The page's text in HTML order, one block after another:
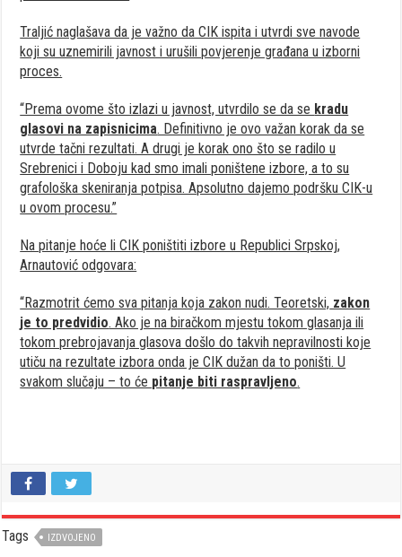
Traljić naglašava da je važno da CIK ispita i utvrdi sve navode
koji su uznemirili javnost i urušili povjerenje građana u izborni
proces.
“Prema ovome što izlazi u javnost, utvrdilo se da se kradu
glasovi na zapisnicima. Definitivno je ovo važan korak da se
utvrde tačni rezultati. A drugi je korak ono što se radilo u
Srebrenici i Doboju kad smo imali poništene izbore, a to su
grafološka skeniranja potpisa. Apsolutno dajemo podršku CIK-u
u ovom procesu.”
Na pitanje hoće li CIK poništiti izbore u Republici Srpskoj,
Arnautović odgovara:
“Razmotrit ćemo sva pitanja koja zakon nudi. Teoretski, zakon
je to predvidio. Ako je na biračkom mjestu tokom glasanja ili
tokom prebrojavanja glasova došlo do takvih nepravilnosti koje
utiču na rezultate izbora onda je CIK dužan da to poništi. U
svakom slučaju – to će pitanje biti raspravljeno.
Tags IZDVOJENO